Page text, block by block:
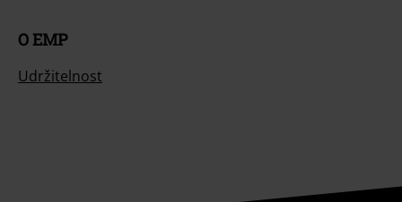
O EMP
Udržitelnost